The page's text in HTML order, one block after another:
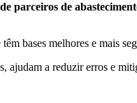
parceiros de
bases melhores e mais
ajudam a reduzir erros e